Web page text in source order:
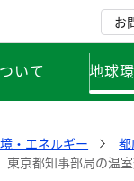
お
いて 地球
・エネルギー
京都知事部局の温